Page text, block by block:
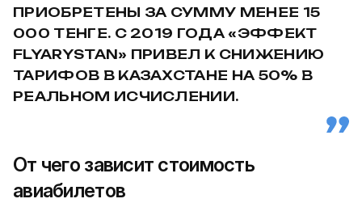
ПРИОБРЕТЕНЫ ЗА СУММУ МЕНЕЕ 15
000 ТЕНГЕ. С 2019 ГОДА «ЭФФЕКТ
FLYARYSTAN» ПРИВЕЛ К СНИЖЕНИЮ
ТАРИФОВ В КАЗАХСТАНЕ НА 50% В
РЕАЛЬНОМ ИСЧИСЛЕНИИ.
От чего зависит стоимость
авиабилетов